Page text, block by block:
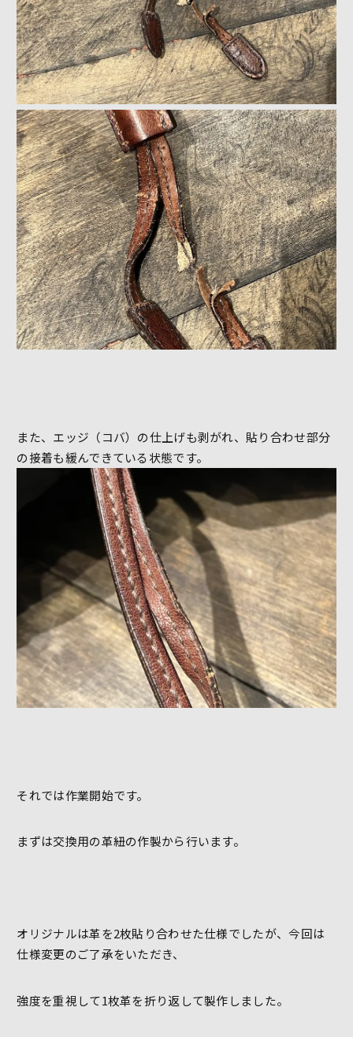
また、エッジ（コバ）の仕上げも剥がれ、貼り合わせ部分
の接着も緩んできている状態です。
それでは作業開始です。
まずは交換用の革紐の作製から行います。
オリジナルは革を2枚貼り合わせた仕様でしたが、今回は
仕様変更のご了承をいただき、
強度を重視して1枚革を折り返して製作しました。